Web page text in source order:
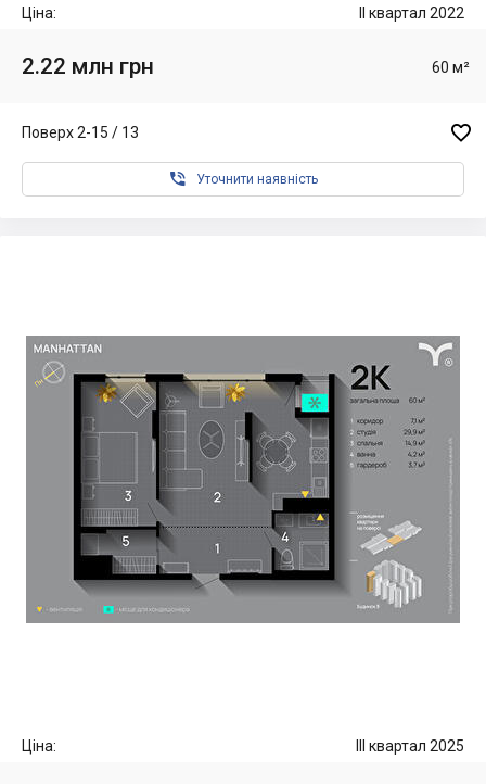
Ціна: II квартал 2022
2.22 млн грн 60 м²
Поверх 2-15 / 13 
 Уточнити наявність
Ціна: III квартал 2025